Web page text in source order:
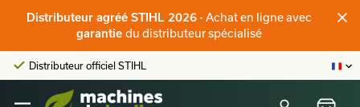
Distributeur agréé STIHL 2026- Achat en ligne avec
garantie du distributeur spécialisé
Distributeur officiel STIHL
Score client:9,6/10
La plus grande offre en ligne
Score client:9,6/10